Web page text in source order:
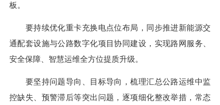
板。
要持续优化重卡充换电点位布局，同步推进新能源交
通配套设施与公路数字化项目协同建设，实现路网服务、
安全保障、智慧运维全方位提质升级。
要坚持问题导向、目标导向，梳理汇总公路运维中监
控缺失、预警滞后等突出问题，逐项细化整改举措，常态